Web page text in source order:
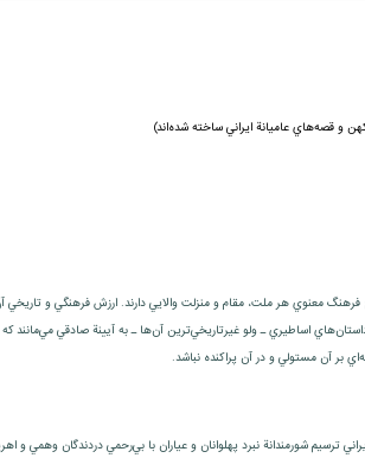
و قصه‌هاي عاميانة ايراني ساخته شده‌اند)
فرهنگ معنوي هر ملت، مقام و منزلت والايي دارند. ارزش فرهنگي و
اساطيري ـ ولو غيرتاريخي‌ترين آن‌ها ـ به آيينة صادقي
بر آن مستولي و در آن پراكنده نباشد.
ترسيم شورمندانة نبرد پهلوانان و عياران با بي‌رحمي دردندگان وهمي